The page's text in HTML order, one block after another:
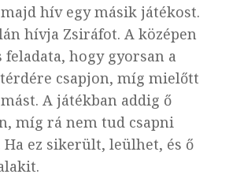
hív egy másik játékost.
hívja Zsiráfot. A középen
feladata, hogy gyorsan a
csapjon, míg mielőtt
A játékban addig ő
míg rá nem tud csapni
ez sikerült, leülhet, és ő